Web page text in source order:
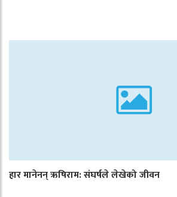
हार मानेनन् ऋषिराम: संघर्षले लेखेको जीवन